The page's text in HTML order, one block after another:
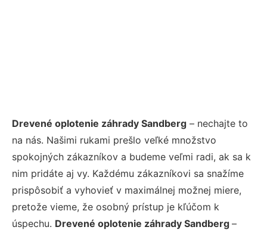
Drevené oplotenie záhrady Sandberg – nechajte to
na nás. Našimi rukami prešlo veľké množstvo
spokojných zákazníkov a budeme veľmi radi, ak sa k
nim pridáte aj vy. Každému zákazníkovi sa snažíme
prispôsobiť a vyhovieť v maximálnej možnej miere,
pretože vieme, že osobný prístup je kľúčom k
úspechu. Drevené oplotenie záhrady Sandberg –